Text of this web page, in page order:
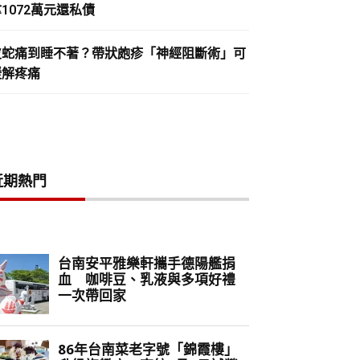
萬元還私債
痛到睡不著？帶狀皰疹「神經阻斷術」可
疼痛
熱門